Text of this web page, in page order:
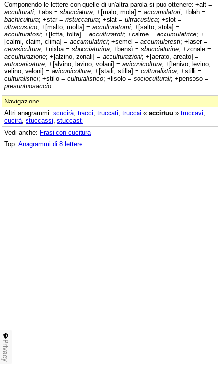
Componendo le lettere con quelle di un'altra parola si può ottenere: +alt =
acculturati; +abs = sbucciatura; +[malo, mola] = accumulatori; +blah =
bachicultura; +star = ristuccatura; +slat = ultracustica; +slot =
ultracustico; +[malto, molta] = acculturatomi; +[salto, stola] =
acculturatosi; +[lotta, tolta] = acculturatoti; +calme = accumulatrice; +
[calmi, claim, clima] = accumulatrici; +semel = accumuleresti; +laser =
cerasicultura; +nisba = sbucciaturina; +bensì = sbucciaturine; +zonale =
acculturazione; +[alzino, zonali] = acculturazioni; +[aerato, areato] =
autocaricature; +[alvino, lavino, volani] = avicunicoltura; +[lenivo, levino,
velino, veloni] = avicunicolture; +[stalli, stilla] = culturalistica; +stilli =
culturalistici; +stillo = culturalistico; +lisolo = socioculturali; +pensoso =
presuntuosaccio
Navigazione
Altri anagrammi: scucirà tracci truccati truccai « accirtuu » truccavi
cucirà stuccassi stuccasti
Vedi anche: Frasi con cucitura
Top: Anagrammi di 8 lettere
Privacy